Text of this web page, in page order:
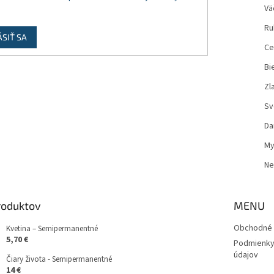
SA
Kvetina – Semipermanentné
5,70 €
Čiary života - Semipermanentné
14 €
MENU
údajov